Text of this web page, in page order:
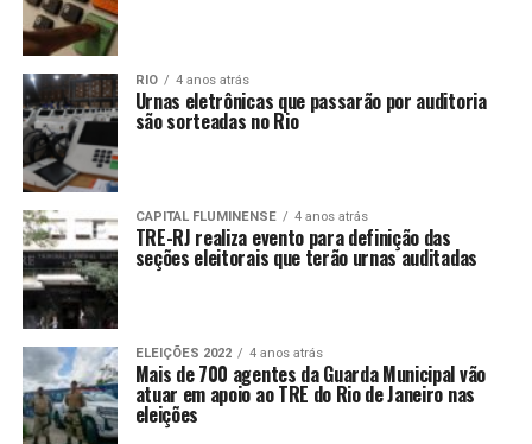
RIO 4 anos atrás
Urnas eletrônicas que passarão por auditoria
são sorteadas no Rio
CAPITAL FLUMINENSE 4 anos atrás
TRE-RJ realiza evento para definição das
seções eleitorais que terão urnas auditadas
ELEIÇÕES 2022 4 anos atrás
Mais de 700 agentes da Guarda Municipal vão
atuar em apoio ao TRE do Rio de Janeiro nas
eleições